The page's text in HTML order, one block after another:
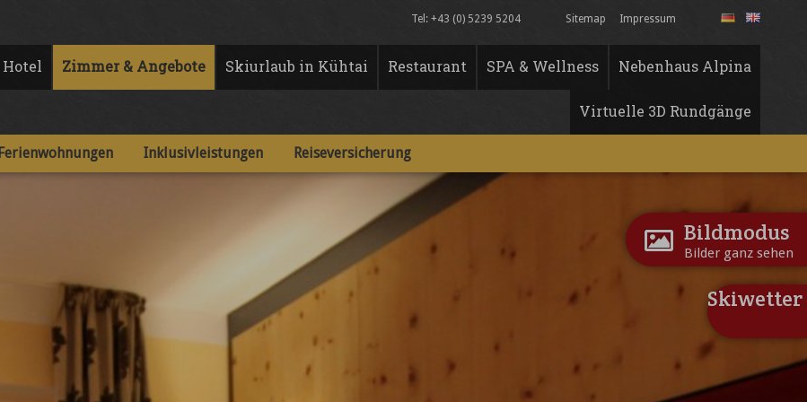
Sitemap Impressum
Tel: +43 (0) 5239 5204
Hotel Zimmer & Angebote Skiurlaub in Kühtai Restaurant SPA & Wellness Nebenhaus Alpina
Virtuelle 3D Rundgänge
Ferienwohnungen Inklusivleistungen Reiseversicherung
Bildmodus
Bilder ganz sehen
Skiwetter